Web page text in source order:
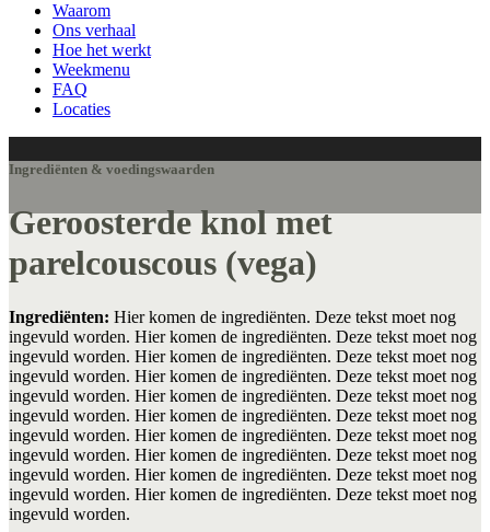
Waarom
Ons verhaal
Hoe het werkt
Weekmenu
FAQ
Locaties
Ingrediënten & voedingswaarden
Geroosterde knol met
parelcouscous (vega)
Ingrediënten: Hier komen de ingrediënten. Deze tekst moet nog
ingevuld worden. Hier komen de ingrediënten. Deze tekst moet nog
ingevuld worden. Hier komen de ingrediënten. Deze tekst moet nog
ingevuld worden. Hier komen de ingrediënten. Deze tekst moet nog
ingevuld worden. Hier komen de ingrediënten. Deze tekst moet nog
ingevuld worden. Hier komen de ingrediënten. Deze tekst moet nog
ingevuld worden. Hier komen de ingrediënten. Deze tekst moet nog
ingevuld worden. Hier komen de ingrediënten. Deze tekst moet nog
ingevuld worden. Hier komen de ingrediënten. Deze tekst moet nog
ingevuld worden. Hier komen de ingrediënten. Deze tekst moet nog
ingevuld worden.